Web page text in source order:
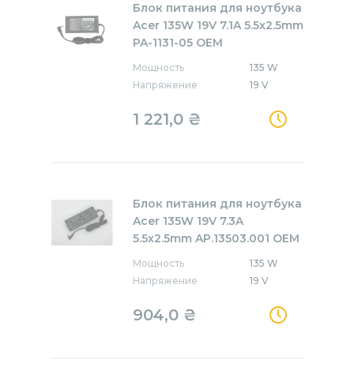
Блок питания для ноутбука
Acer 135W 19V 7.1A 5.5x2.5mm
PA-1131-05 OEM
Мощность
135 W
Напряжение
19 V
1 221,0 ₴
Блок питания для ноутбука
Acer 135W 19V 7.3A
5.5x2.5mm AP.13503.001 OEM
Мощность
135 W
Напряжение
19 V
904,0 ₴